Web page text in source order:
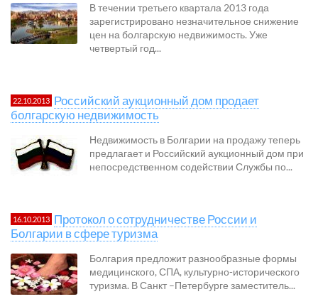
В течении третьего квартала 2013 года
зарегистрировано незначительное снижение
цен на болгарскую недвижимость. Уже
четвертый год...
22.10.2013 Российский аукционный дом продает
болгарскую недвижимость
Недвижимость в Болгарии на продажу теперь
предлагает и Российский аукционный дом при
непосредственном содействии Службы по...
16.10.2013 Протокол о сотрудничестве России и
Болгарии в сфере туризма
Болгария предложит разнообразные формы
медицинского, СПА, культурно-исторического
туризма. В Санкт –Петербурге заместитель...